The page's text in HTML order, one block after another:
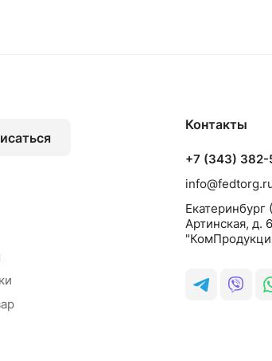
Контакты
+7 (343) 382-
Екатеринбург
Артинская, д.